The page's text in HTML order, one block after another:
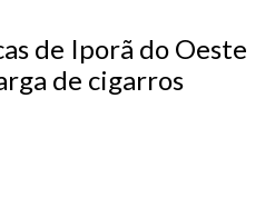
de Iporã do Oeste
de cigarros